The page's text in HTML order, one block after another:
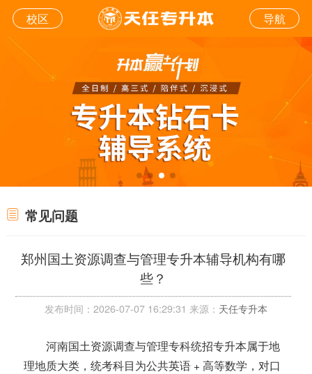
校区 导航
常见问题
郑州国土资源调查与管理专升本辅导机构有哪
些？
发布时间：2026-07-07 16:29:31 来源： 天任专升本
河南国土资源调查与管理专科统招专升本属于地
理地质大类，统考科目为公共英语 + 高等数学，对口